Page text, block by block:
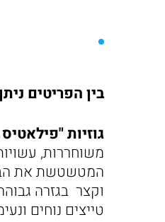
בין הפריטים
גוזיות
משוחררות,
המטשטשת את
וקצר בגזרה
טייצים נוחים